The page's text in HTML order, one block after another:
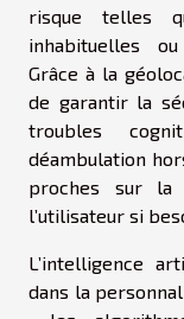
risque telles
inhabituelles
Grâce à la
de garantir la
troubles
déambulation
proches sur la
l’utilisateur si
L’intelligence
dans la